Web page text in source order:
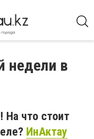
недели в
На что стоит
ИнАктау